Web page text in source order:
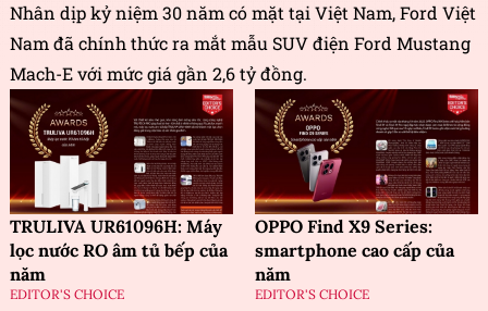
Nhân dịp kỷ niệm 30 năm có mặt tại Việt Nam, Ford Việt
Nam đã chính thức ra mắt mẫu SUV điện Ford Mustang
Mach-E với mức giá gần 2,6 tỷ đồng.
TRULIVA UR61096H: Máy
lọc nước RO âm tủ bếp của
năm
EDITOR'S CHOICE
OPPO Find X9 Series:
smartphone cao cấp của
năm
EDITOR'S CHOICE